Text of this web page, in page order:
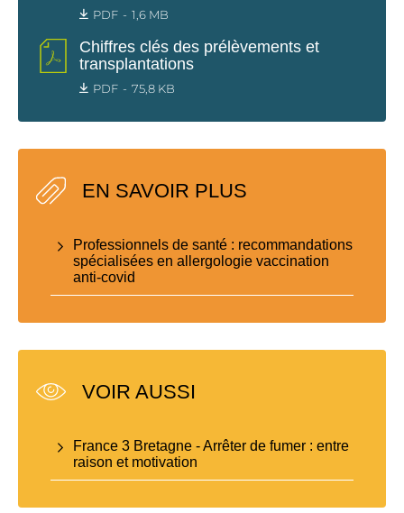
PDF 1,6 MB
Chiffres clés des prélèvements et
transplantations
PDF 75,8 KB
EN SAVOIR PLUS
Professionnels de santé : recommandations
spécialisées en allergologie vaccination
anti-covid
VOIR AUSSI
France 3 Bretagne - Arrêter de fumer : entre
raison et motivation